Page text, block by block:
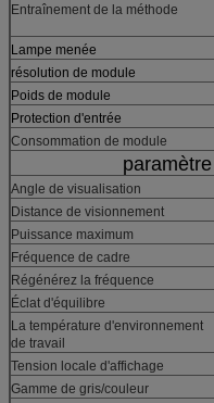
Entraînement de la méthode
Lampe menée
résolution de module
Poids de module
Protection d'entrée
Consommation de module
Angle de visualisation
Distance de visionnement
Puissance maximum
Fréquence de cadre
Régénérez la fréquence
Éclat d'équilibre
La température d'environnement
de travail
Tension locale d'affichage
Gamme de gris/couleur